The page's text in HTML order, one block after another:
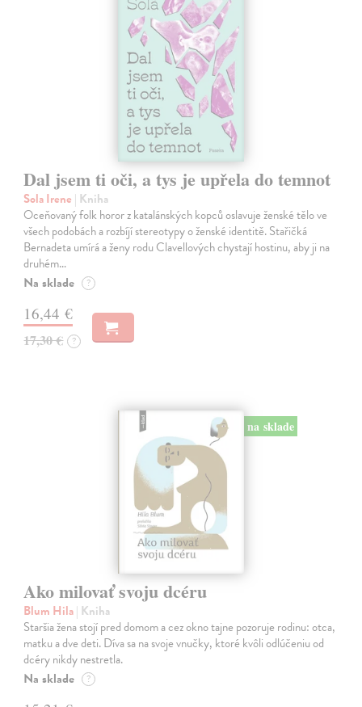
Dal jsem ti oči, a tys je upřela do temnot
Sola Irene | Kniha
Oceňovaný folk horor z katalánských kopců oslavuje ženské tělo ve
všech podobách a rozbíjí stereotypy o ženské identitě. Stařičká
Bernadeta umírá a ženy rodu Clavellových chystají hostinu, aby ji na
druhém…
Na sklade ?
16,44 €
17,30 € ?
na sklade
Ako milovať svoju dcéru
Blum Hila| Kniha
Staršia žena stojí pred domom a cez okno tajne pozoruje rodinu: otca,
matku a dve deti. Díva sa na svoje vnučky, ktoré kvôli odlúčeniu od
dcéry nikdy nestretla.
Na sklade ?